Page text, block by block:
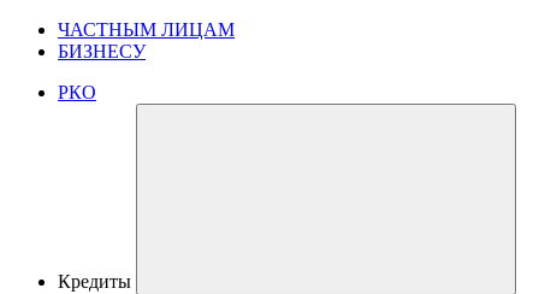
ЧАСТНЫМ ЛИЦАМ
БИЗНЕСУ
РКО
Кредиты